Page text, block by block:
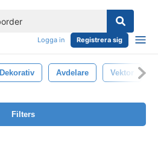
Logga in Registrera sig
Dekorativ Avdelare Vektor
Filters